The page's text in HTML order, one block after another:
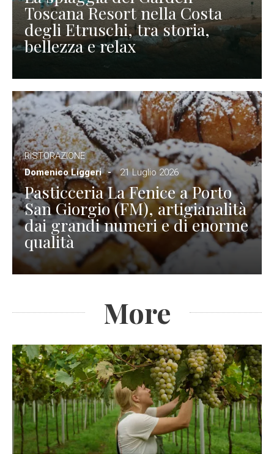
Toscana Resort nella Costa
degli Etruschi, tra storia,
bellezza e relax
RISTORAZIONE
Domenico Liggeri
21 Luglio 2026
Pasticceria La Fenice a Porto
San Giorgio (FM), artigianalità
dai grandi numeri e di enorme
qualità
More